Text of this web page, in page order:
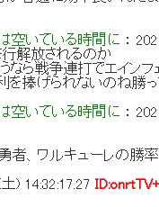
空いている時間に ：
解放されるのか
なら戦争連打でエイン
を捧げられないのね勝
空いている時間に ：
、ワルキューレの勝率
) 14:32:17.27